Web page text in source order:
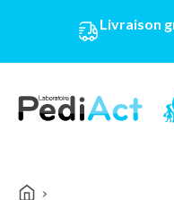
Livraison